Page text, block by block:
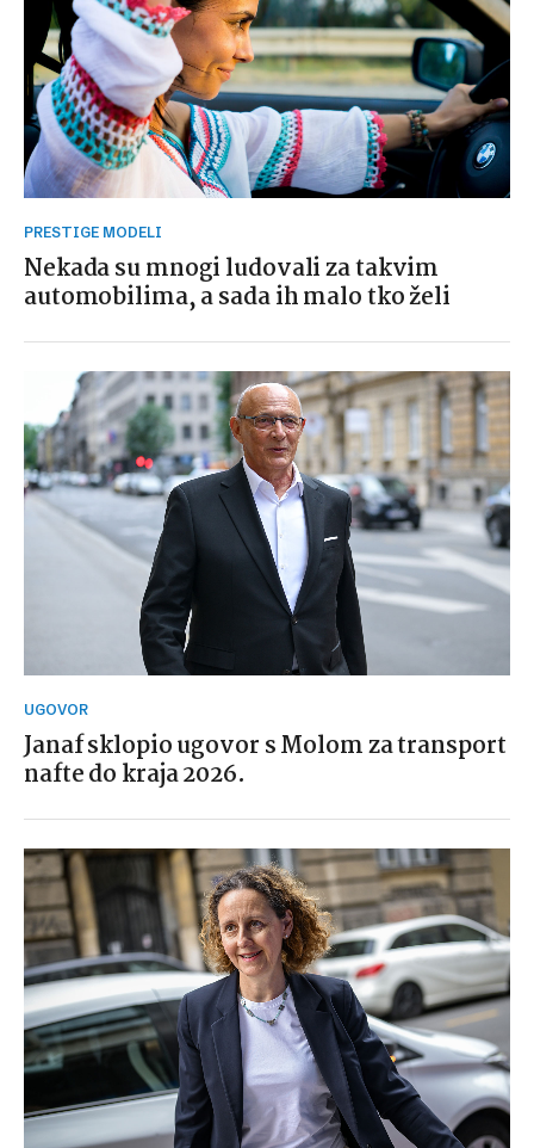
PRESTIGE MODELI
Nekada su mnogi ludovali za takvim
automobilima, a sada ih malo tko želi
UGOVOR
Janaf sklopio ugovor s Molom za transport
nafte do kraja 2026.